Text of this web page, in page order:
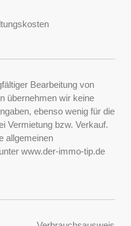
Bearbeitung von
übernehmen wir keine
ebenso wenig für die
Vermietung bzw. Verkauf.
allgemeinen
www.der-immo-tip.de